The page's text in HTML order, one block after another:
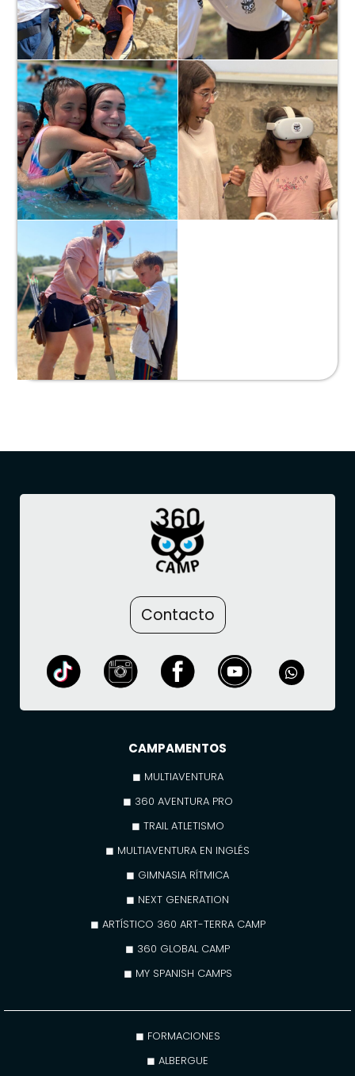
Contacto
CAMPAMENTOS
◼ MULTIAVENTURA
◼ 360 AVENTURA PRO
◼ TRAIL ATLETISMO
◼ MULTIAVENTURA EN INGLÉS
◼ GIMNASIA RÍTMICA
◼ NEXT GENERATION
◼ ARTÍSTICO 360 ART-TERRA CAMP
◼ 360 GLOBAL CAMP
◼ MY SPANISH CAMPS
◼ FORMACIONES
◼ ALBERGUE